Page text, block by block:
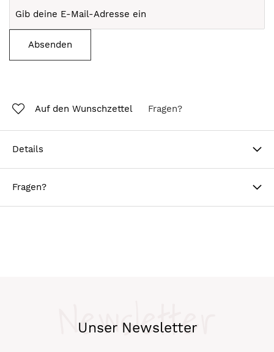
Absenden
Auf den Wunschzettel Fragen?
Details
Fragen?
Unser Newsletter
Newsletter